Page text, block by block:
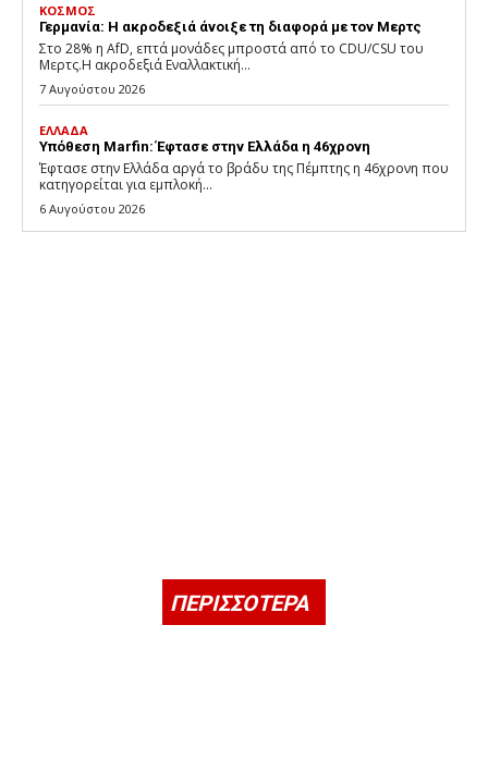
ΚΟΣΜΟΣ
Γερμανία: Η ακροδεξιά άνοιξε τη διαφορά με τον Μερτς
Στο 28% η AfD, επτά μονάδες μπροστά από το CDU/CSU του
Μερτς.Η ακροδεξιά Εναλλακτική...
7 Αυγούστου 2026
ΕΛΛΑΔΑ
Υπόθεση Marfin: Έφτασε στην Ελλάδα η 46χρονη
Έφτασε στην Ελλάδα αργά το βράδυ της Πέμπτης η 46χρονη που
κατηγορείται για εμπλοκή...
6 Αυγούστου 2026
ΠΕΡΙΣΣΟΤΕΡΑ